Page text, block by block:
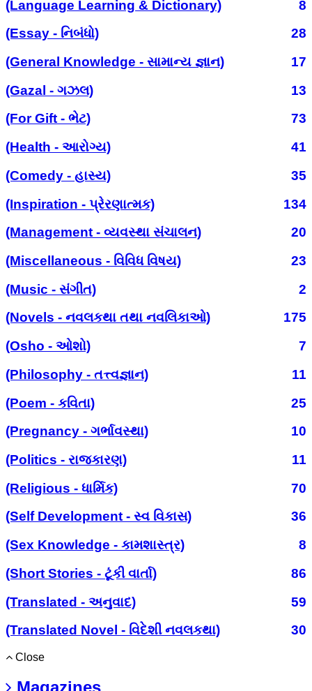
(Language Learning & Dictionary)
8
(Essay - નિબંધો)
28
(General Knowledge - સામાન્ય જ્ઞાન)
17
(Gazal - ગઝલ)
13
(For Gift - ભેટ)
73
(Health - આરોગ્ય)
41
(Comedy - હાસ્ય)
35
(Inspiration - પ્રેરણાત્મક)
134
(Management - વ્યવસ્થા સંચાલન)
20
(Miscellaneous - વિવિધ વિષય)
23
(Music - સંગીત)
2
(Novels - નવલકથા તથા નવલિકાઓ)
175
(Osho - ઓશો)
7
(Philosophy - તત્ત્વજ્ઞાન)
11
(Poem - કવિતા)
25
(Pregnancy - ગર્ભાવસ્થા)
10
(Politics - રાજકારણ)
11
(Religious - ધાર્મિક)
70
(Self Development - સ્વ વિકાસ)
36
(Sex Knowledge - કામશાસ્ત્ર)
8
(Short Stories - ટૂંકી વાર્તા)
86
(Translated - અનુવાદ)
59
(Translated Novel - વિદેશી નવલકથા)
30
Close
Magazines